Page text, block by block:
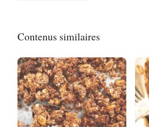
Contenus similaires